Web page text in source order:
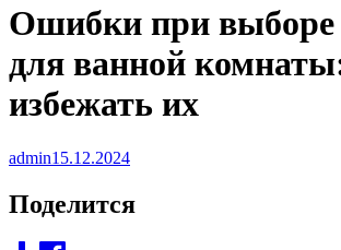
Ошибки при выборе
для ванной
избежать их
admin15.12.2024
Поделится